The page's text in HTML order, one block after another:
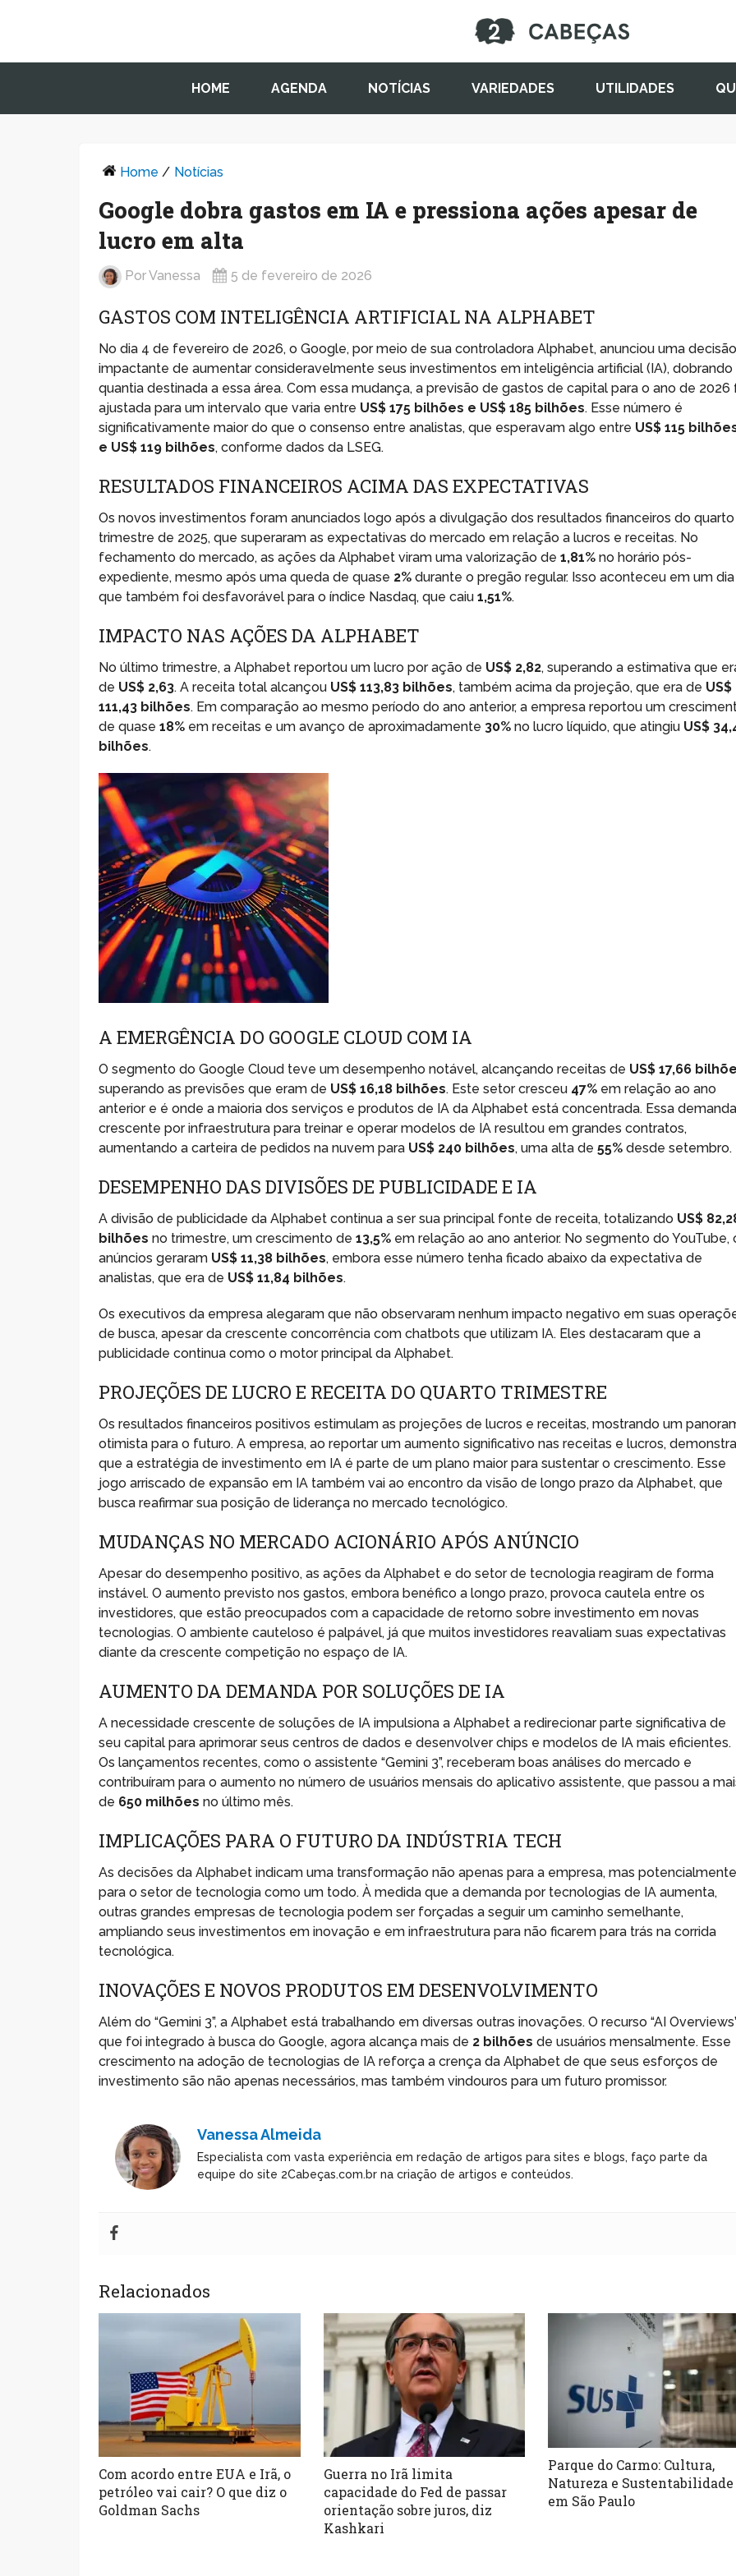
HOME AGENDA NOTÍCIAS VARIEDADES UTILIDADES
Home / Notícias
Google dobra gastos em IA e pressiona ações apesar de
lucro em alta
PorVanessa 5 de fevereiro de 2026
GASTOS COM INTELIGÊNCIA ARTIFICIAL NA ALPHABET
No dia 4 de fevereiro de 2026, o Google, por meio de sua controladora Alphabet, anunciou uma
impactante de aumentar consideravelmente seus investimentos em inteligência artificial (IA), dobrando
quantia destinada a essa área. Com essa mudança, a previsão de gastos de capital para o ano de 2026
ajustada para um intervalo que varia entre US$ 175 bilhões e US$ 185 bilhões. Esse número é
significativamente maior do que o consenso entre analistas, que esperavam algo entre US$ 115
e US$ 119 bilhões, conforme dados da LSEG.
RESULTADOS FINANCEIROS ACIMA DAS EXPECTATIVAS
Os novos investimentos foram anunciados logo após a divulgação dos resultados financeiros do quarto
trimestre de 2025, que superaram as expectativas do mercado em relação a lucros e receitas. No
fechamento do mercado, as ações da Alphabet viram uma valorização de1,81% no horário pós-
expediente, mesmo após uma queda de quase 2% durante o pregão regular. Isso aconteceu em um dia
que também foi desfavorável para o índice Nasdaq, que caiu1,51%.
IMPACTO NAS AÇÕES DA ALPHABET
No último trimestre, a Alphabet reportou um lucro por ação de US$ 2,82, superando a estimativa que
de US$ 2,63. A receita total alcançou US$ 113,83 bilhões, também acima da projeção, que era de US$
111,43 bilhões. Em comparação ao mesmo período do ano anterior, a empresa reportou um
de quase18% em receitas e um avanço de aproximadamente 30% no lucro líquido, que atingiu US$
bilhões.
A EMERGÊNCIA DO GOOGLE CLOUD COM IA
O segmento do Google Cloud teve um desempenho notável, alcançando receitas de US$ 17,66
superando as previsões que eram de US$ 16,18 bilhões. Este setor cresceu 47% em relação ao ano
anterior e é onde a maioria dos serviços e produtos de IA da Alphabet está concentrada. Essa
crescente por infraestrutura para treinar e operar modelos de IA resultou em grandes contratos,
aumentando a carteira de pedidos na nuvem para US$ 240 bilhões, uma alta de55% desde setembro.
DESEMPENHO DAS DIVISÕES DE PUBLICIDADE E IA
A divisão de publicidade da Alphabet continua a ser sua principal fonte de receita, totalizando US$
bilhões no trimestre, um crescimento de13,5% em relação ao ano anterior. No segmento do YouTube,
anúncios geraram US$ 11,38 bilhões, embora esse número tenha ficado abaixo da expectativa de
analistas, que era de US$ 11,84 bilhões.
Os executivos da empresa alegaram que não observaram nenhum impacto negativo em suas
de busca, apesar da crescente concorrência com chatbots que utilizam IA. Eles destacaram que a
publicidade continua como o motor principal da Alphabet.
PROJEÇÕES DE LUCRO E RECEITA DO QUARTO TRIMESTRE
Os resultados financeiros positivos estimulam as projeções de lucros e receitas, mostrando um
otimista para o futuro. A empresa, ao reportar um aumento significativo nas receitas e lucros,
que a estratégia de investimento em IA é parte de um plano maior para sustentar o crescimento. Esse
jogo arriscado de expansão em IA também vai ao encontro da visão de longo prazo da Alphabet, que
busca reafirmar sua posição de liderança no mercado tecnológico.
MUDANÇAS NO MERCADO ACIONÁRIO APÓS ANÚNCIO
Apesar do desempenho positivo, as ações da Alphabet e do setor de tecnologia reagiram de forma
instável. O aumento previsto nos gastos, embora benéfico a longo prazo, provoca cautela entre os
investidores, que estão preocupados com a capacidade de retorno sobre investimento em novas
tecnologias. O ambiente cauteloso é palpável, já que muitos investidores reavaliam suas expectativas
diante da crescente competição no espaço de IA.
AUMENTO DA DEMANDA POR SOLUÇÕES DE IA
A necessidade crescente de soluções de IA impulsiona a Alphabet a redirecionar parte significativa de
seu capital para aprimorar seus centros de dados e desenvolver chips e modelos de IA mais eficientes.
Os lançamentos recentes, como o assistente “Gemini 3”, receberam boas análises do mercado e
contribuíram para o aumento no número de usuários mensais do aplicativo assistente, que passou a
de 650 milhões no último mês.
IMPLICAÇÕES PARA O FUTURO DA INDÚSTRIA TECH
As decisões da Alphabet indicam uma transformação não apenas para a empresa, mas
para o setor de tecnologia como um todo. À medida que a demanda por tecnologias de IA aumenta,
outras grandes empresas de tecnologia podem ser forçadas a seguir um caminho semelhante,
ampliando seus investimentos em inovação e em infraestrutura para não ficarem para trás na corrida
tecnológica.
INOVAÇÕES E NOVOS PRODUTOS EM DESENVOLVIMENTO
Além do “Gemini 3”, a Alphabet está trabalhando em diversas outras inovações. O recurso “AI
que foi integrado à busca do Google, agora alcança mais de 2 bilhões de usuários mensalmente. Esse
crescimento na adoção de tecnologias de IA reforça a crença da Alphabet de que seus esforços de
investimento são não apenas necessários, mas também vindouros para um futuro promissor.
Vanessa Almeida
Especialista com vasta experiência em redação de artigos para sites e blogs, faço parte da
equipe do site 2Cabeças.com.br na criação de artigos e conteúdos.
Relacionados
Com acordo entre EUA e Irã, o
petróleo vai cair? O que diz o
Goldman Sachs
Guerra no Irã limita
capacidade do Fed de passar
orientação sobre juros, diz
Kashkari
Parque do Carmo: Cultura,
Natureza e Sustentabilidade
em São Paulo